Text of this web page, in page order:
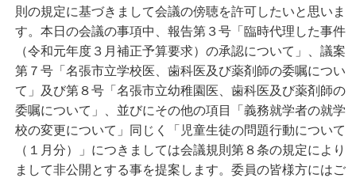
則の規定に基づきまして会議の傍聴を許可したいと思いま
す。本日の会議の事項中、報告第３号「臨時代理した事件
（令和元年度３月補正予算要求）の承認について」、議案
第７号「名張市立学校医、歯科医及び薬剤師の委嘱につい
て」及び第８号「名張市立幼稚園医、歯科医及び薬剤師の
委嘱について」、並びにその他の項目「義務就学者の就学
校の変更について」同じく「児童生徒の問題行動について
（１月分）」につきましては会議規則第８条の規定により
まして非公開とする事を提案します。委員の皆様方にはご